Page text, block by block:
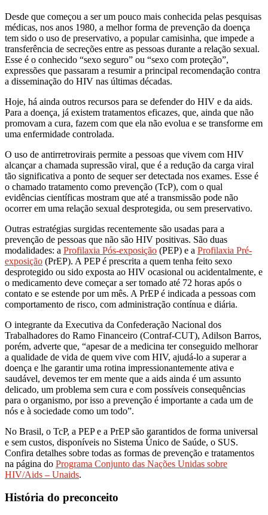
Desde que começou a ser um pouco mais conhecida pelas pesquisas
médicas, nos anos 1980, a melhor forma de prevenção da doença
tem sido o uso de preservativo, a popular camisinha, que impede a
transferência de secreções entre as pessoas durante a relação sexual.
Esse é o conhecido “sexo seguro” ou “sexo com proteção”,
expressões que passaram a resumir a principal recomendação contra
a disseminação do HIV nas últimas décadas.
Hoje, há ainda outros recursos para se defender do HIV e da aids.
Para a doença, já existem tratamentos eficazes, que, ainda que não
promovam a cura, fazem com que ela não evolua e se transforme em
uma enfermidade controlada.
O uso de antirretrovirais permite a pessoas que vivem com HIV
alcançar a chamada supressão viral, que é a redução da carga viral
tão significativa a ponto de sequer ser detectada nos exames. Esse é
o chamado tratamento como prevenção (TcP), com o qual
evidências científicas mostram que até a transmissão pode não
ocorrer em uma relação sexual desprotegida, ou sem preservativo.
Outras estratégias surgidas recentemente são usadas para a
prevenção de pessoas que não são HIV positivas. São duas
modalidades: a Profilaxia Pós-exposição (PEP) e a Profilaxia Pré-
exposição (PrEP). A PEP é prescrita a quem tenha feito sexo
desprotegido ou sido exposta ao HIV ocasional ou acidentalmente, e
o medicamento deve começar a ser tomado até 72 horas após o
contato e se estende por um mês. A PrEP é indicada a pessoas com
comportamento de risco, com administração contínua e diária.
O integrante da Executiva da Confederação Nacional dos
Trabalhadores do Ramo Financeiro (Contraf-CUT), Adilson Barros,
porém, adverte que, “apesar de a medicina ter conseguido melhorar
a qualidade de vida de quem vive com HIV, ajudá-lo a superar a
doença e lhe garantir uma rotina impressionantemente ativa e
saudável, devemos ter em mente que a aids ainda é um assunto
delicado, um problema sem cura e com possíveis consequências
para o organismo, por isso a prevenção é importante a cada um de
nós e à sociedade como um todo”.
No Brasil, o TcP, a PEP e a PrEP são garantidos de forma universal
e sem custos, disponíveis no Sistema Único de Saúde, o SUS.
Confira detalhes sobre todas as formas de prevenção e tratamentos
na página do Programa Conjunto das Nações Unidas sobre
HIV/Aids – Unaids.
História do preconceito